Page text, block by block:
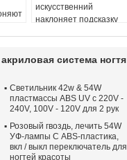
искусственний
наклоняет подсказку
конструированную
акриловая система ногтя
Светильник 42w & 54W
пластмассы ABS UV с 220V -
240V, 100V - 120V для 2 рук
Розовый гвоздь, лечить 54W
УФ-лампы С ABS-пластика,
вкл / выкл переключатель для
ногтей красоты